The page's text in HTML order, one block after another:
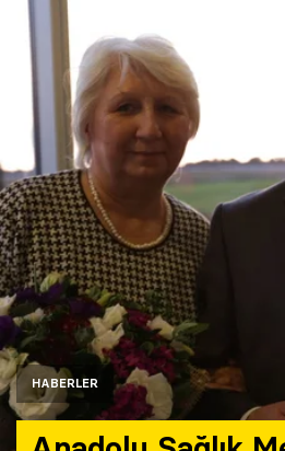
HABERLER
Araştırma